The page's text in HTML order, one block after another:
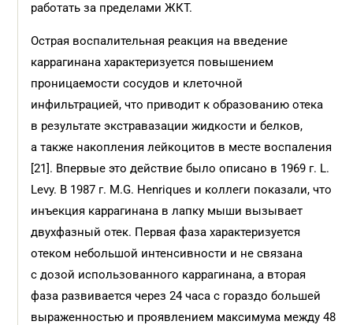
работать за пределами ЖКТ.
Острая воспалительная реакция на введение
каррагинана характеризуется повышением
проницаемости сосудов и клеточной
инфильтрацией, что приводит к образованию отека
в результате экстравазации жидкости и белков,
а также накопления лейкоцитов в месте воспаления
[21]. Впервые это действие было описано в 1969 г. L.
Levy. В 1987 г. M.G. Henriques и коллеги показали, что
инъекция каррагинана в лапку мыши вызывает
двухфазный отек. Первая фаза характеризуется
отеком небольшой интенсивности и не связана
с дозой использованного каррагинана, а вторая
фаза развивается через 24 часа с гораздо большей
выраженностью и проявлением максимума между 48